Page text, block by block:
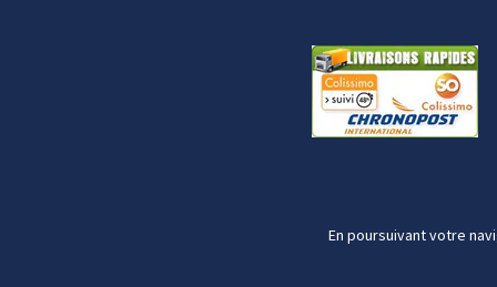
En poursuivant votre